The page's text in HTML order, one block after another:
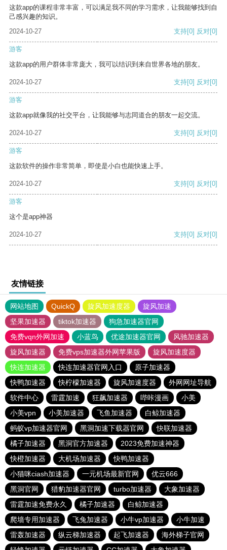
这款app的课程非常丰富，可以满足我不同的学习需求，让我能够找到自
己感兴趣的知识。
2024-10-27
支持[0] 反对[0]
游客
这款app的用户群体非常庞大，我可以结识到来自世界各地的朋友。
2024-10-27 支持[0] 反对[0]
游客
这款app就像我的社交平台，让我能够与志同道合的朋友一起交流。
2024-10-27 支持[0] 反对[0]
游客
这款软件的操作非常简单，即使是小白也能快速上手。
2024-10-27 支持[0] 反对[0]
游客
这个是app神器
2024-10-27 支持[0] 反对[0]
友情链接
网站地图 QuickQ 旋风加速度器
旋风加速
坚果加速器
tiktok加速器
狗急加速器官网
免费vqn外网加速
小蓝鸟 优途加速器官网
风驰加速器
旋风加速器
免费vps加速器外网苹果版
旋风加速度器
快连加速器
快连加速器官网入口
原子加速器
快鸭加速器
快柠檬加速器 旋风加速度器
外网网址导航
软件中心
雷霆加速 狂飙加速器 哔咔漫画
小美
小美vpn
小美加速器 飞鱼加速器
白鲸加速器
蚂蚁vp加速器官网
黑洞加速下载器官网
快联加速器
橘子加速器
黑洞官方加速器
2023免费加速神器
快橙加速器
大机场加速器
快鸭加速器
小猫咪ciash加速器
一元机场最新官网
优云666
黑洞官网
猎豹加速器官网 turbo加速器
大象加速器
雷霆加速免费永久
橘子加速器
白鲸加速器
爬墙专用加速器
飞兔加速器 小牛vp加速器
小牛加速
雷轰加速器
纵云梯加速器 起飞加速器
海外梯子官网